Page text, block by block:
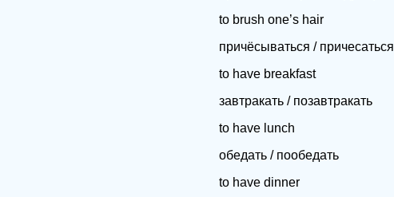
to brush one’s hair
причёсываться / причесаться
to have breakfast
завтракать / позавтракать
to have lunch
обедать / пообедать
to have dinner